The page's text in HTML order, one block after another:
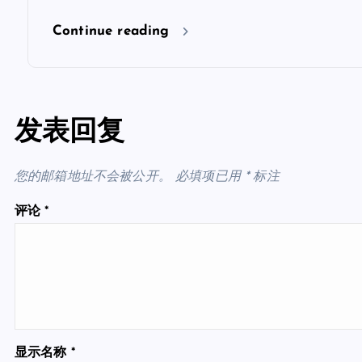
Continue reading
发表回复
您的邮箱地址不会被公开。 必填项已用 *标注
评论*
显示名称 *